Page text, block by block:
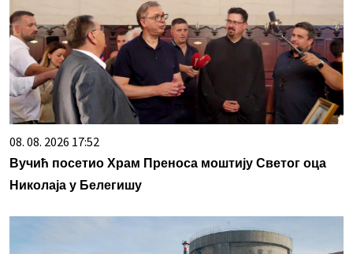
08. 08. 2026 17:52
Вучић посетио Храм Преноса моштију Светог оца
Николаја у Белегишу